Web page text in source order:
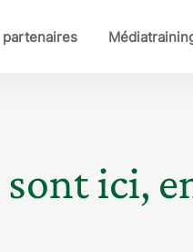
partenaires
ici,